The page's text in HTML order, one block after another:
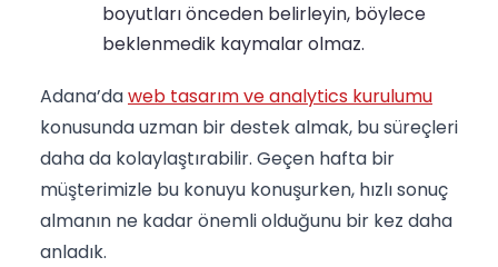
boyutları önceden belirleyin, böylece
beklenmedik kaymalar olmaz.
Adana’daweb tasarım ve analytics kurulumu
konusunda uzman bir destek almak, bu süreçleri
daha da kolaylaştırabilir. Geçen hafta bir
müşterimizle bu konuyu konuşurken, hızlı sonuç
almanın ne kadar önemli olduğunu bir kez daha
anladık.